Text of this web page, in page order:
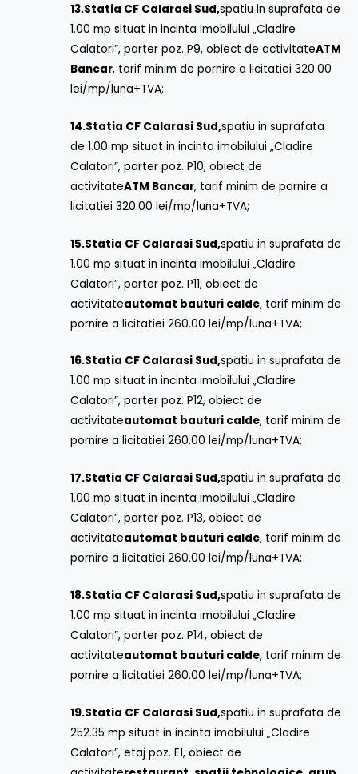
13.Statia CF Calarasi Sud,spatiu in suprafata de
1.00 mp situat in incinta imobilului „Cladire
Calatori”, parter poz. P9, obiect de activitateATM
Bancar, tarif minim de pornire a licitatiei 320.00
lei/mp/luna+TVA;
14.Statia CF Calarasi Sud,spatiu in suprafata
de 1.00 mp situat in incinta imobilului „Cladire
Calatori”, parter poz. P10, obiect de
activitateATM Bancar, tarif minim de pornire a
licitatiei 320.00 lei/mp/luna+TVA;
15.Statia CF Calarasi Sud,spatiu in suprafata de
1.00 mp situat in incinta imobilului „Cladire
Calatori”, parter poz. P11, obiect de
activitateautomat bauturi calde, tarif minim de
pornire a licitatiei 260.00 lei/mp/luna+TVA;
16.Statia CF Calarasi Sud,spatiu in suprafata de
1.00 mp situat in incinta imobilului „Cladire
Calatori”, parter poz. P12, obiect de
activitateautomat bauturi calde, tarif minim de
pornire a licitatiei 260.00 lei/mp/luna+TVA;
17.Statia CF Calarasi Sud,spatiu in suprafata de
1.00 mp situat in incinta imobilului „Cladire
Calatori”, parter poz. P13, obiect de
activitateautomat bauturi calde, tarif minim de
pornire a licitatiei 260.00 lei/mp/luna+TVA;
18.Statia CF Calarasi Sud,spatiu in suprafata de
1.00 mp situat in incinta imobilului „Cladire
Calatori”, parter poz. P14, obiect de
activitateautomat bauturi calde, tarif minim de
pornire a licitatiei 260.00 lei/mp/luna+TVA;
19.Statia CF Calarasi Sud,spatiu in suprafata de
252.35 mp situat in incinta imobilului „Cladire
Calatori”, etaj poz. E1, obiect de